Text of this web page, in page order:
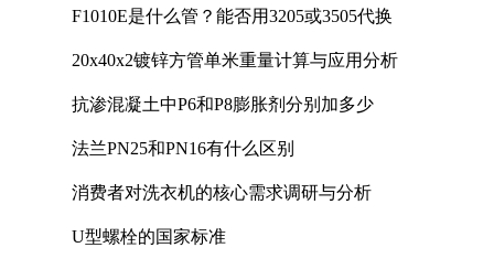
F1010E是什么管？能否用3205或3505代换
20x40x2镀锌方管单米重量计算与应用分析
抗渗混凝土中P6和P8膨胀剂分别加多少
法兰PN25和PN16有什么区别
消费者对洗衣机的核心需求调研与分析
U型螺栓的国家标准